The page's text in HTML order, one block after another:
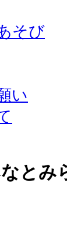
そび
い
とみ